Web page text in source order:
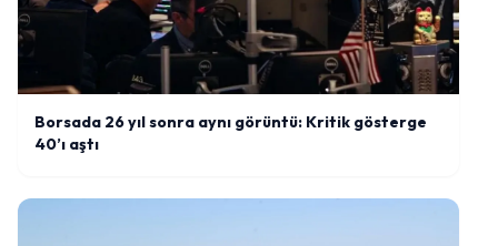
Borsada 26 yıl sonra aynı görüntü: Kritik gösterge
40’ı aştı